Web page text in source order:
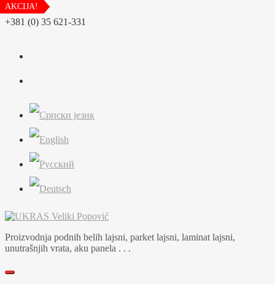
Skip
to
+381 (0) 35 621-331
Proizvodnja podnih belih lajsni, parket lajsni, laminat lajsni,
unutrašnjih vrata, aku panela . . .
AKCIJA!
AKCIJA!
AKCIJA!
AKCIJA!
AKCIJA!
AKCIJA!
AKCIJA!
AKCIJA!
AKCIJA!
AKCIJA!
AKCIJA!